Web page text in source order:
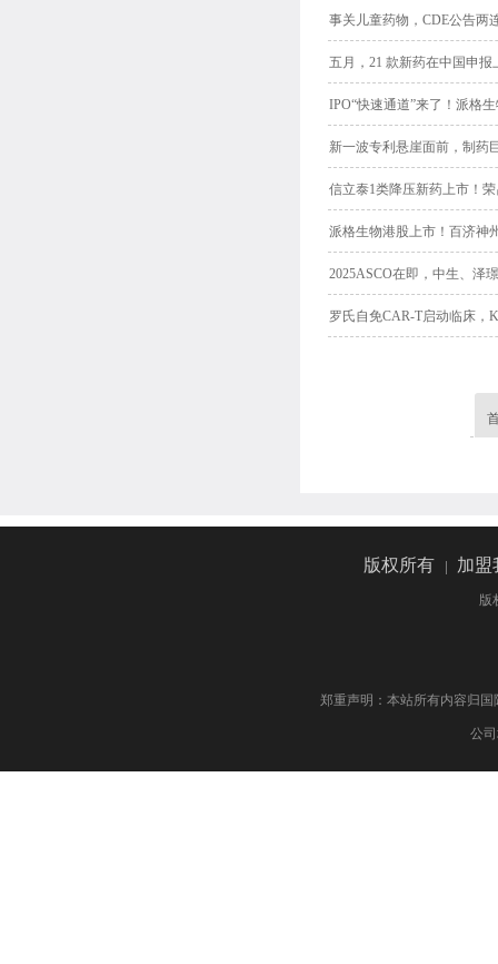
事关儿童药物，CDE公告两
五月，21 款新药在中国申
IPO“快速通道”来了！派格
新一波专利悬崖面前，制药
信立泰1类降压新药上市！
派格生物港股上市！百济神
2025ASCO在即，中生、泽
罗氏自免CAR-T启动临床，
版权所有 | 加
版
郑重声明：本站所有内容归
公